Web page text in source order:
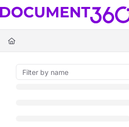
Documentation Index
Fetch the complete documentation index
Use this file to discover all available